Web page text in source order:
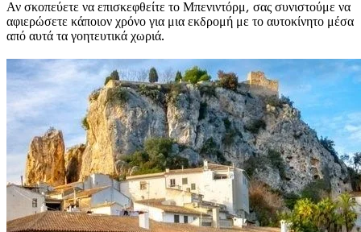
Αν σκοπεύετε να επισκεφθείτε το Μπενιντόρμ, σας συνιστούμε να
αφιερώσετε κάποιον χρόνο για μια εκδρομή με το αυτοκίνητο μέσα
από αυτά τα γοητευτικά χωριά.